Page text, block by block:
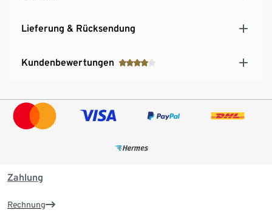
Lieferung & Rücksendung
Kundenbewertungen
Zahlung
Rechnung